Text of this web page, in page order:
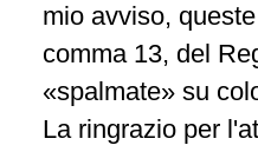
mio avviso,
comma 13, del
«spalmate» su
La ringrazio per